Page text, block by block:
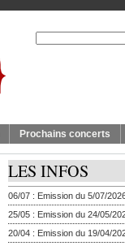
Prochains concerts
LES INFOS
06/07 : Emission du 5/07/
25/05 : Emission du 24/05/
20/04 : Emission du 19/04/